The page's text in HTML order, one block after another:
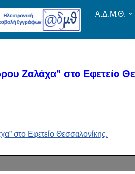
Α.Δ.Μ.Θ.
Ζαλάχα” στο Εφετείο
στο Εφετείο Θεσσαλονίκης.